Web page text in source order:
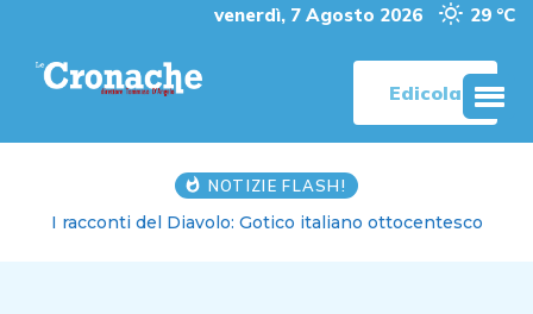
venerdì, 7 Agosto 2026 29 °C
Edicola
NOTIZIE FLASH!
I racconti del Diavolo: Gotico italiano ottocentesco